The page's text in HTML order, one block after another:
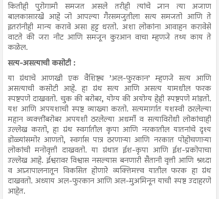
कितीही पुरोगामी समजत असले तरीही त्यांचे ज्ञान त्या अजाण
बालकासारखे आहे जो आपल्या गैरसमजुतीला सत्य समजतो आणि ते
इतरांनीही मान्य करावे असा हट्ट धरतो. अशा लोकांना आवाहन करावेसे
वाटते की जरा नीट आणि समजून कुरआन वाचा म्हणजे तथ्य काय ते
कळेल.
सत्य-असत्याची कसोटी :
या ग्रंथाचे आणखी एक वैशिष्ट्य ’अल-फुरकान’ म्हणजे सत्य आणि
असत्याची कसोटी आहे. हा ग्रंथ सत्य आणि असत्य यामधील फरक
स्पष्टपणे दाखवतो. चुक की बरोबर, योग्य की अयोग्य हेही स्पष्टपणे मांडतो.
यश आणि अपयशाची स्पष्ट व्याख्या करतो. सत्यमार्गात यशस्वी ठरलेल्या
महान व्यक्तींबरोबर अपयशी ठरलेल्या अधर्मी व सत्याविरोधी लोकांचाही
उल्लेख करतो, हा ग्रंथ स्वर्गातील कृपा आणि नरकातील यातनांचे दृश्य
डोळ्यांसमोर आणतो, स्वर्गास पात्र ठरणाऱ्या आणि नरकात पोहोचणाऱ्या
लोकांची मनोवृत्ती दाखवतो. या ग्रंथात ईश-कृपा आणि ईश-प्रकोपाचा
उल्लेख आहे. ईश्वरावर विश्वास नसल्यास बनणारी सैतानी वृत्ती आणि श्रध्दा
व आज्ञापालनातून विकसित होणारे व्यक्तिमत्त्व यातील फरक हा ग्रंथ
दाखवतो. अध्याय अल-फुरकान आणि अल-मुअमिनून याची स्पष्ट उदाहरणे
आहेत.